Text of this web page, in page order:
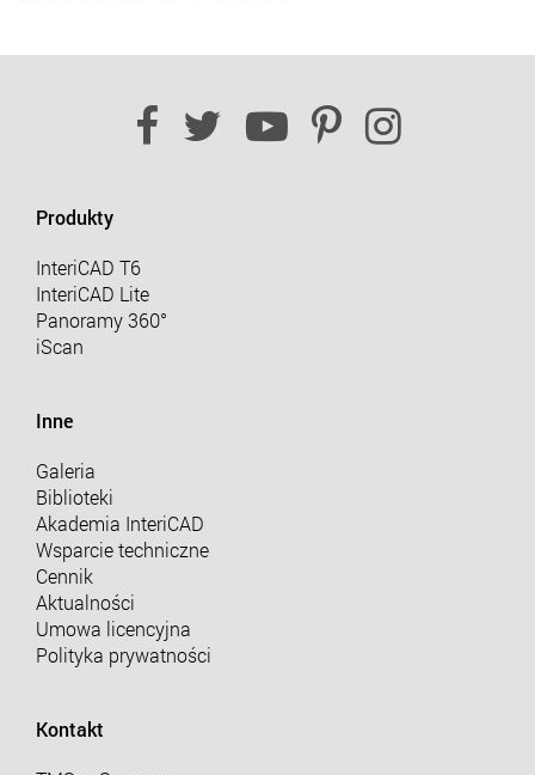
Produkty
InteriCAD T6
InteriCAD Lite
Panoramy 360°
iScan
Inne
Galeria
Biblioteki
Akademia InteriCAD
Wsparcie techniczne
Cennik
Aktualności
Umowa licencyjna
Polityka prywatności
Kontakt